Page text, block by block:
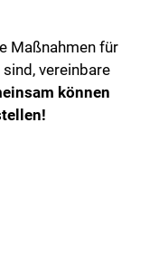
Maßnahmen für
vereinbare
können